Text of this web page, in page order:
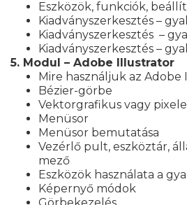
Eszközök, funkciók,
Kiadványszerkesztés –
Kiadványszerkesztés –
Kiadványszerkesztés –
5. Modul – Adobe Illustrator
Mire használjuk az
Bézier-görbe
Vektorgrafikus vagy
Menüsor
Menüsor bemutatása
Vezérlő pult, eszköztár,
mező
Eszközök használata a
Képernyő módok